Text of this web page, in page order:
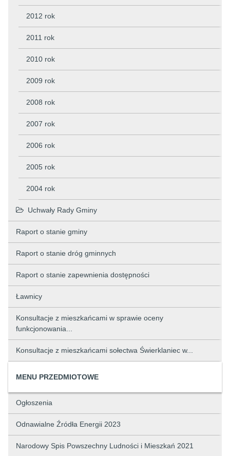
2012 rok
2011 rok
2010 rok
2009 rok
2008 rok
2007 rok
2006 rok
2005 rok
2004 rok
Uchwały Rady Gminy
Raport o stanie gminy
Raport o stanie dróg gminnych
Raport o stanie zapewnienia dostępności
Ławnicy
Konsultacje z mieszkańcami w sprawie oceny
funkcjonowania...
Konsultacje z mieszkańcami sołectwa Świerklaniec w...
MENU PRZEDMIOTOWE
Ogłoszenia
Odnawialne Źródła Energii 2023
Narodowy Spis Powszechny Ludności i Mieszkań 2021